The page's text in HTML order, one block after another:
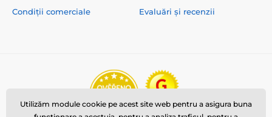
Condiții comerciale
Evaluări și recenzii
Utilizăm module cookie pe acest site web pentru a asigura buna